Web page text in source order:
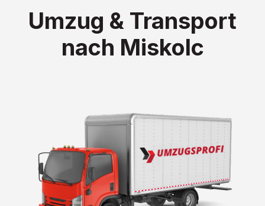
Umzug & Transport
nach Miskolc